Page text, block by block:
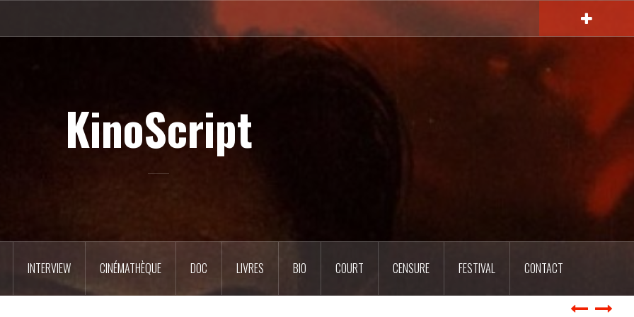
KinoScript
INTERVIEW CINÉMATHÈQUE DOC LIVRES BIO COURT CENSURE FESTIVAL CONTACT